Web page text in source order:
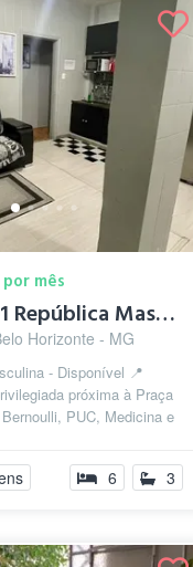
por mês
Cod20201 República Masculina - SAVASSI -...
Horizonte - MG
- Disponível 📍
próxima à Praça
PUC, Medicina e
6 3